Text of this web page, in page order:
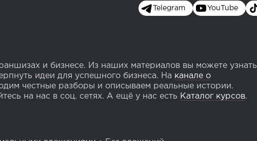
Telegram YouTube
и бизнесе. Из наших материалов вы можете узнать
идеи для успешного бизнеса. На канале о
честные разборы и описываем реальные истории.
на нас в соц. сетях. А ещё у нас есть Каталог курсов.